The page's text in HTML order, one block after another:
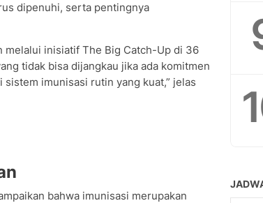
dipenuhi, serta pentingnya
melalui inisiatif The Big Catch-Up di 36
tidak bisa dijangkau jika ada komitmen
imunisasi rutin yang kuat,” jelas
bahwa imunisasi merupakan